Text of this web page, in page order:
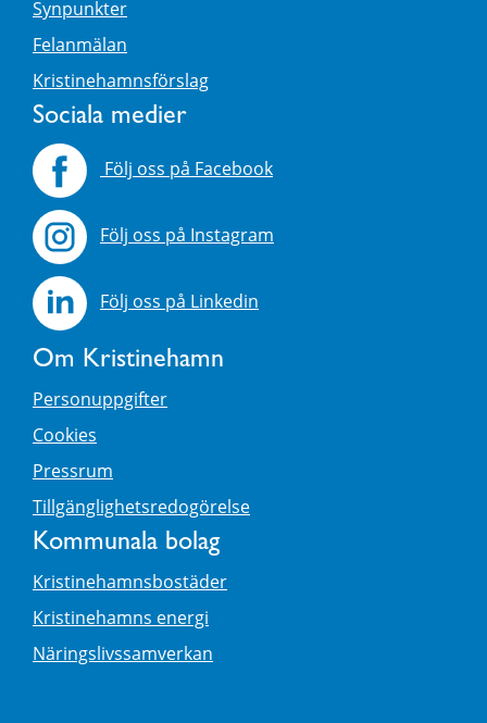
Synpunkter
Felanmälan
Kristinehamnsförslag
Sociala medier
Följ oss på Facebook
Följ oss på Instagram
Följ oss på Linkedin
Om Kristinehamn
Personuppgifter
Cookies
Pressrum
Tillgänglighetsredogörelse
Kommunala bolag
Kristinehamnsbostäder
Kristinehamns energi
Näringslivssamverkan